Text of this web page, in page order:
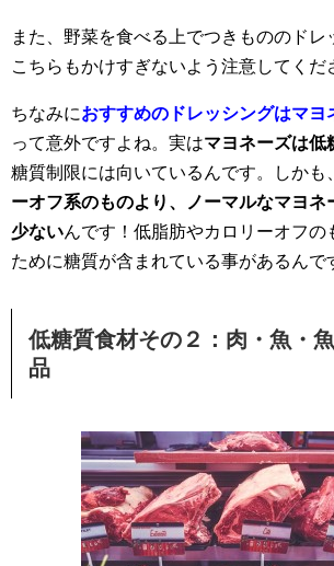
また、野菜を食べる上でつきもののドレ
こちらもかけすぎないよう注意してくだ
ちなみにおすすめのドレッシングはマヨ
って意外ですよね。実はマヨネーズは低
糖質制限には向いているんです。しかも、
ーオフ系のものより、ノーマルなマヨネ
少ないんです！低脂肪やカロリーオフの
ために糖質が含まれている事があるんで
低糖質食材その２：肉・魚・
品